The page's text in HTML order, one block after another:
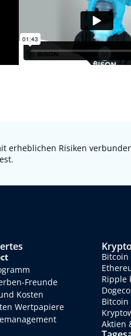
erheblichen Risiken
Freunde
Kosten
Wertpapiere
Bitcoin
Ripple
Aktien